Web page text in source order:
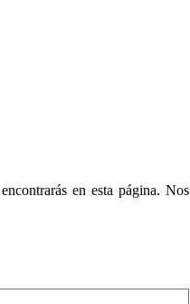
en esta página. Nos